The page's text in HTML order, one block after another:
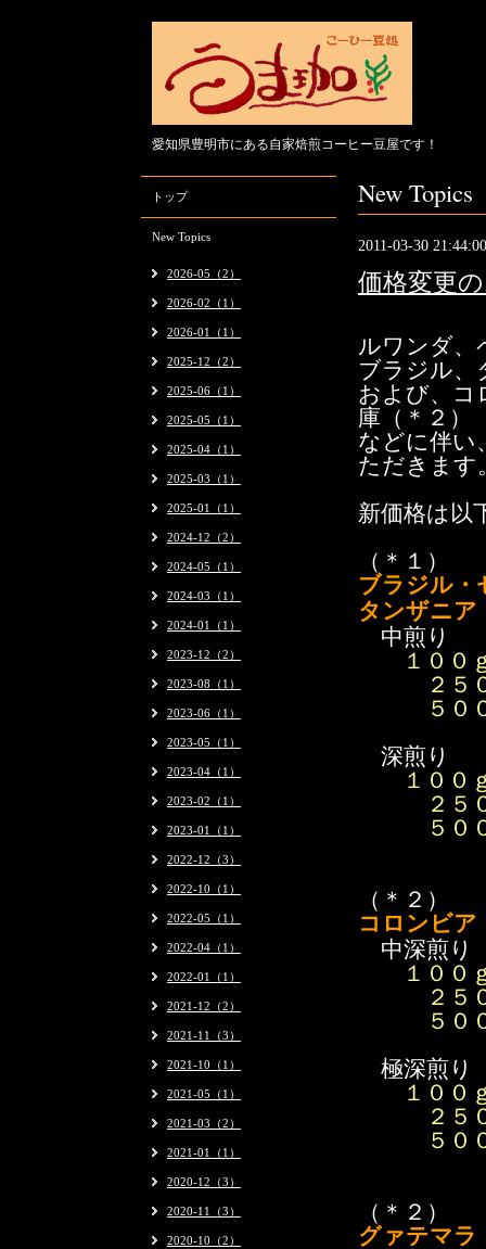
愛知県豊明市にある自家焙煎コーヒー豆屋です！
New Topics
2011-03-30 21:44:00
価格変更
ルワンダ、
ブラジル、
および、コ
庫（＊２）
などに伴い
ただきます
新価格は以
（＊１）
ブラジル・
タンザニア
中煎り
１
２５０
５００
深煎り
１０
２５
５０
（＊２）
コロンビ
中深煎り
１
２５
５０
極深煎り
１０
２５
５００
（＊２）
グァテマ
トップ
New Topics
2026-05（2）
2026-02（1）
2026-01（1）
2025-12（2）
2025-06（1）
2025-05（1）
2025-04（1）
2025-03（1）
2025-01（1）
2024-12（2）
2024-05（1）
2024-03（1）
2024-01（1）
2023-12（2）
2023-08（1）
2023-06（1）
2023-05（1）
2023-04（1）
2023-02（1）
2023-01（1）
2022-12（3）
2022-10（1）
2022-05（1）
2022-04（1）
2022-01（1）
2021-12（2）
2021-11（3）
2021-10（1）
2021-05（1）
2021-03（2）
2021-01（1）
2020-12（3）
2020-11（3）
2020-10（2）